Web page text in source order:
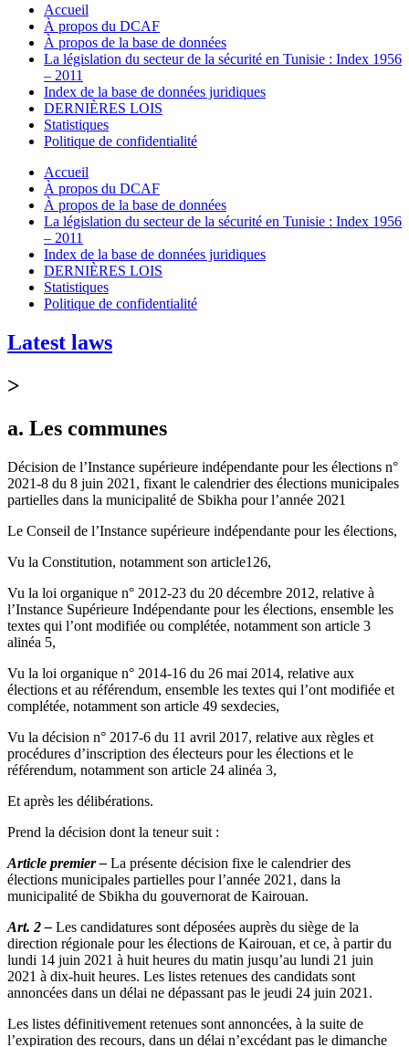
Accueil
À propos du DCAF
À propos de la base de données
La législation du secteur de la sécurité en Tunisie : Index 1956
– 2011
Index de la base de données juridiques
DERNIÈRES LOIS
Statistiques
Politique de confidentialité
Accueil
À propos du DCAF
À propos de la base de données
La législation du secteur de la sécurité en Tunisie : Index 1956
– 2011
Index de la base de données juridiques
DERNIÈRES LOIS
Statistiques
Politique de confidentialité
Latest laws
>
a. Les communes
Décision de l’Instance supérieure indépendante pour les élections n°
2021-8 du 8 juin 2021, fixant le calendrier des élections municipales
partielles dans la municipalité de Sbikha pour l’année 2021
Le Conseil de l’Instance supérieure indépendante pour les élections,
Vu la Constitution, notamment son article126,
Vu la loi organique n° 2012-23 du 20 décembre 2012, relative à
l’Instance Supérieure Indépendante pour les élections, ensemble les
textes qui l’ont modifiée ou complétée, notamment son article 3
alinéa 5,
Vu la loi organique n° 2014-16 du 26 mai 2014, relative aux
élections et au référendum, ensemble les textes qui l’ont modifiée et
complétée, notamment son article 49 sexdecies,
Vu la décision n° 2017-6 du 11 avril 2017, relative aux règles et
procédures d’inscription des électeurs pour les élections et le
référendum, notamment son article 24 alinéa 3,
Et après les délibérations.
Prend la décision dont la teneur suit :
Article premier – La présente décision fixe le calendrier des
élections municipales partielles pour l’année 2021, dans la
municipalité de Sbikha du gouvernorat de Kairouan.
Art. 2 – Les candidatures sont déposées auprès du siège de la
direction régionale pour les élections de Kairouan, et ce, à partir du
lundi 14 juin 2021 à huit heures du matin jusqu’au lundi 21 juin
2021 à dix-huit heures. Les listes retenues des candidats sont
annoncées dans un délai ne dépassant pas le jeudi 24 juin 2021.
Les listes définitivement retenues sont annoncées, à la suite de
l’expiration des recours, dans un délai n’excédant pas le dimanche